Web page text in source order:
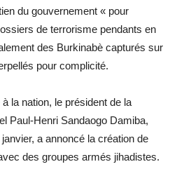
du gouvernement « pour
de terrorisme pendants en
des Burkinabè capturés sur
pour complicité.
la nation, le président de la
Paul-Henri Sandaogo Damiba,
janvier, a annoncé la création de
des groupes armés jihadistes.